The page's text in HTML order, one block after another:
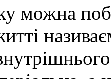
можна